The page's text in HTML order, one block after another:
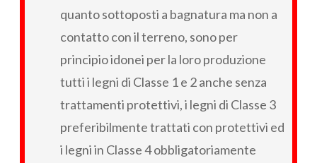
quanto sottoposti a bagnatura ma non a
contatto con il terreno, sono per
principio idonei per la loro produzione
tutti i legni di Classe 1 e 2 anche senza
trattamenti protettivi, i legni di Classe 3
preferibilmente trattati con protettivi ed
i legni in Classe 4 obbligatoriamente